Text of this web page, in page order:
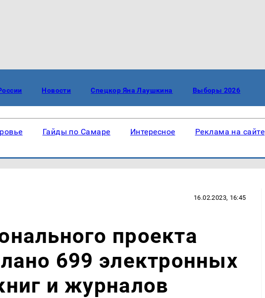
Новости Спецкор Яна Лаушкина Выборы 2026
Гайды по Самаре Интересное Реклама на сайте
16.02.2023, 16:45
проекта
699 электронных
и журналов